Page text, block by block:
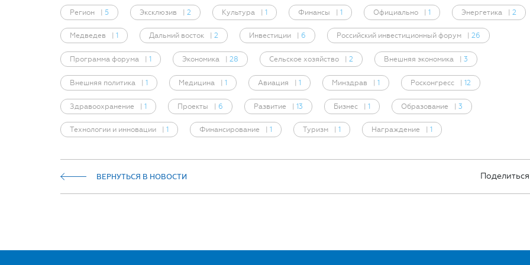
Регион | 5 Эксклюзив | 2 Культура | 1 Финансы | 1 Официально | 1 Энергетика | 2
Медведев 1 Дальний восток 2 Инвестиции 6 Российский инвестиционный форум 26
Программа форума 1 Экономика 28 Сельское хозяйство 2 Внешняя экономика 3
Внешняя политика 1 Медицина 1 Авиация 1 Минздрав 1 Росконгресс 12
Здравоохранение | 1 Проекты | 6 Развитие | 13 Бизнес | 1 Образование | 3
Технологии и инновации 1 Финансирование 1 Туризм 1 Награждение 1
ВЕРНУТЬСЯ В НОВОСТИ